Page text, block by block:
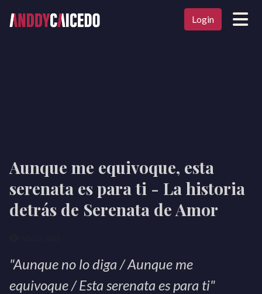
Login
Aunque me equivoque, esta
serenata es para ti - La historia
detrás de Serenata de Amor
"Aunque no lo diga / Aunque me
equivoque / Esta serenata es para ti"